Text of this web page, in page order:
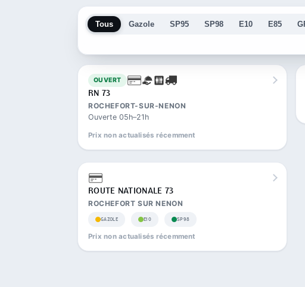
Tous Gazole SP95 SP98 E10 E85
OUVERT
RN 73
ROCHEFORT-SUR-NENON
Ouverte 05h–21h
Prix non actualisés récemment
ROUTE NATIONALE 73
ROCHEFORT SUR NENON
GAZOLE E10 SP98
Prix non actualisés récemment